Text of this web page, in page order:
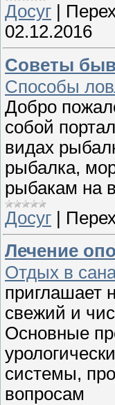
Досуг
02.12.2016
Советы
Способы
Добро
собой
видах
рыбалка,
рыбакам на
Досуг |
Лечение
Отдых в
приглашает
свежий и
Основные
системы,
вопросам